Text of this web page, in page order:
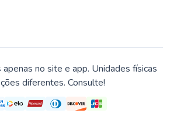
apenas no site e app. Unidades físicas
diferentes. Consulte!